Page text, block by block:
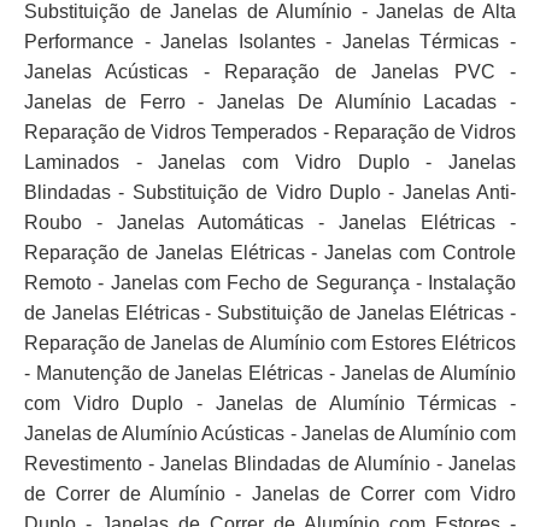
Substituição de Janelas de Alumínio - Janelas de Alta
Performance - Janelas Isolantes - Janelas Térmicas -
Janelas Acústicas - Reparação de Janelas PVC -
Janelas de Ferro - Janelas De Alumínio Lacadas -
Reparação de Vidros Temperados - Reparação de Vidros
Laminados - Janelas com Vidro Duplo - Janelas
Blindadas - Substituição de Vidro Duplo - Janelas Anti-
Roubo - Janelas Automáticas - Janelas Elétricas -
Reparação de Janelas Elétricas - Janelas com Controle
Remoto - Janelas com Fecho de Segurança - Instalação
de Janelas Elétricas - Substituição de Janelas Elétricas -
Reparação de Janelas de Alumínio com Estores Elétricos
- Manutenção de Janelas Elétricas - Janelas de Alumínio
com Vidro Duplo - Janelas de Alumínio Térmicas -
Janelas de Alumínio Acústicas - Janelas de Alumínio com
Revestimento - Janelas Blindadas de Alumínio - Janelas
de Correr de Alumínio - Janelas de Correr com Vidro